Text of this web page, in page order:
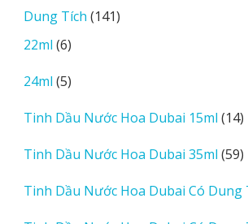
Dung Tích 141141
22ml 66
phẩm
24ml 55
phẩm
Tinh Dầu Nước Hoa Dubai 15ml 1414
Tinh Dầu Nước Hoa Dubai 35ml 5959
Tinh Dầu Nước Hoa Dubai Có Dung